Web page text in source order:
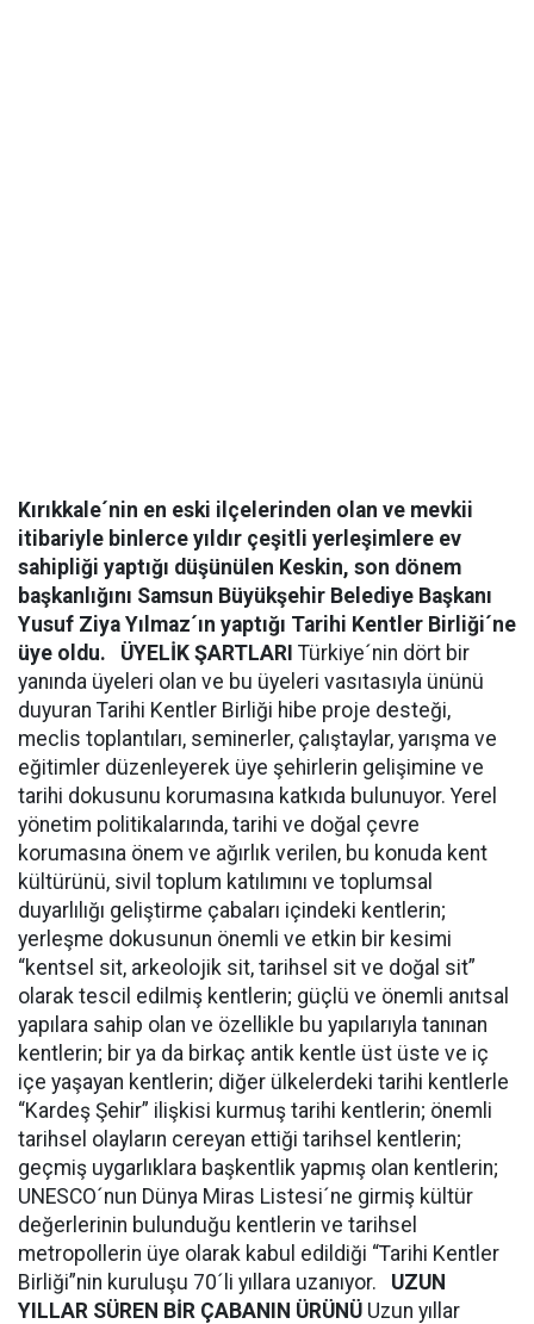
Kırıkkale´nin en eski ilçelerinden olan ve mevkii
itibariyle binlerce yıldır çeşitli yerleşimlere ev
sahipliği yaptığı düşünülen Keskin, son dönem
başkanlığını Samsun Büyükşehir Belediye Başkanı
Yusuf Ziya Yılmaz´ın yaptığı Tarihi Kentler Birliği´ne
üye oldu.
ÜYELİK ŞARTLARI Türkiye´nin dört bir
yanında üyeleri olan ve bu üyeleri vasıtasıyla ününü
duyuran Tarihi Kentler Birliği hibe proje desteği,
meclis toplantıları, seminerler, çalıştaylar, yarışma ve
eğitimler düzenleyerek üye şehirlerin gelişimine ve
tarihi dokusunu korumasına katkıda bulunuyor. Yerel
yönetim politikalarında, tarihi ve doğal çevre
korumasına önem ve ağırlık verilen, bu konuda kent
kültürünü, sivil toplum katılımını ve toplumsal
duyarlılığı geliştirme çabaları içindeki kentlerin;
yerleşme dokusunun önemli ve etkin bir kesimi
“kentsel sit, arkeolojik sit, tarihsel sit ve doğal sit”
olarak tescil edilmiş kentlerin; güçlü ve önemli anıtsal
yapılara sahip olan ve özellikle bu yapılarıyla tanınan
kentlerin; bir ya da birkaç antik kentle üst üste ve iç
içe yaşayan kentlerin; diğer ülkelerdeki tarihi kentlerle
“Kardeş Şehir” ilişkisi kurmuş tarihi kentlerin; önemli
tarihsel olayların cereyan ettiği tarihsel kentlerin;
geçmiş uygarlıklara başkentlik yapmış olan kentlerin;
UNESCO´nun Dünya Miras Listesi´ne girmiş kültür
değerlerinin bulunduğu kentlerin ve tarihsel
metropollerin üye olarak kabul edildiği “Tarihi Kentler
Birliği”nin kuruluşu 70´li yıllara uzanıyor. UZUN
YILLAR SÜREN BİR ÇABANIN ÜRÜNÜ Uzun yıllar